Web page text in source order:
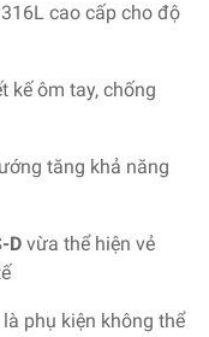
cao cấp cho độ
kế ôm tay, chống
tăng khả năng
D vừa thể hiện vẻ
phụ kiện không thể